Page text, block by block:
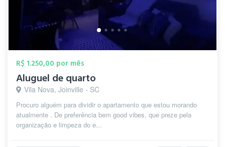
R$ 1.250,00 por mês
Aluguel de quarto
Vila Nova, Joinville - SC
Procuro alguém para dividir o apartamento que estou morando
atualmente . De preferência bem good vibes, que preze pela
organização e limpeza do e...